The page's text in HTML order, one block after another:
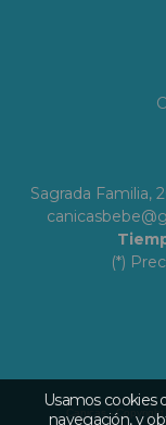
Sagrada Familia,
(*)
-
Usamos cookies
navegación, y